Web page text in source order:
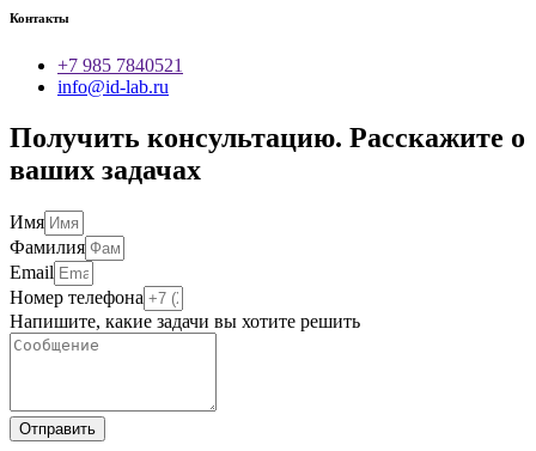
Контакты
+7 985 7840521
info@id-lab.ru
Получить консультацию. Расскажите о
ваших задачах
Имя
Фамилия
Email
Номер телефона
Напишите, какие задачи вы хотите решить
Отправить